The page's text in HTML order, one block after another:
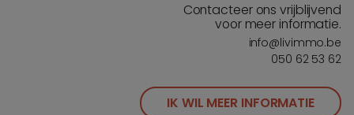
Contacteer ons vrijblijvend
voor meer informatie.
info@livimmo.be
050 62 53 62
IK WIL MEER INFORMATIE